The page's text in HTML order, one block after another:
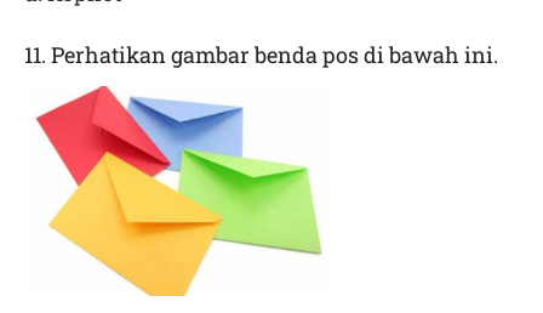
11. Perhatikan gambar benda pos di bawah ini.